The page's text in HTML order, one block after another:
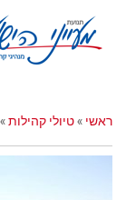
ראשי »טיולי קהילות»